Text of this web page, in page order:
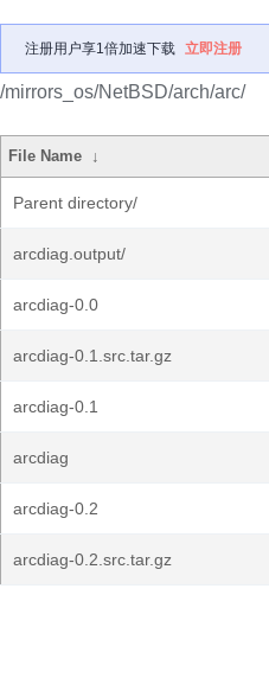
注册用户享1倍加速下载 立即注册
/mirrors_os/NetBSD/arch/arc/
File Name ↓
Parent directory/
arcdiag.output/
arcdiag-0.0
arcdiag-0.1.src.tar.gz
arcdiag-0.1
arcdiag
arcdiag-0.2
arcdiag-0.2.src.tar.gz